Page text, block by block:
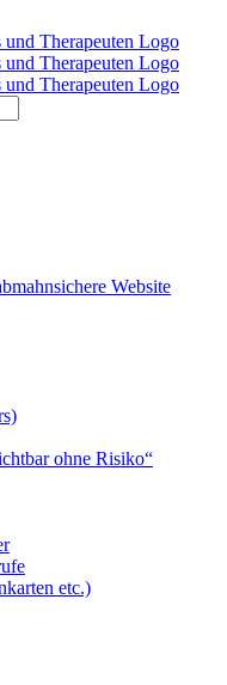
Website
ohne Risiko“
etc.)